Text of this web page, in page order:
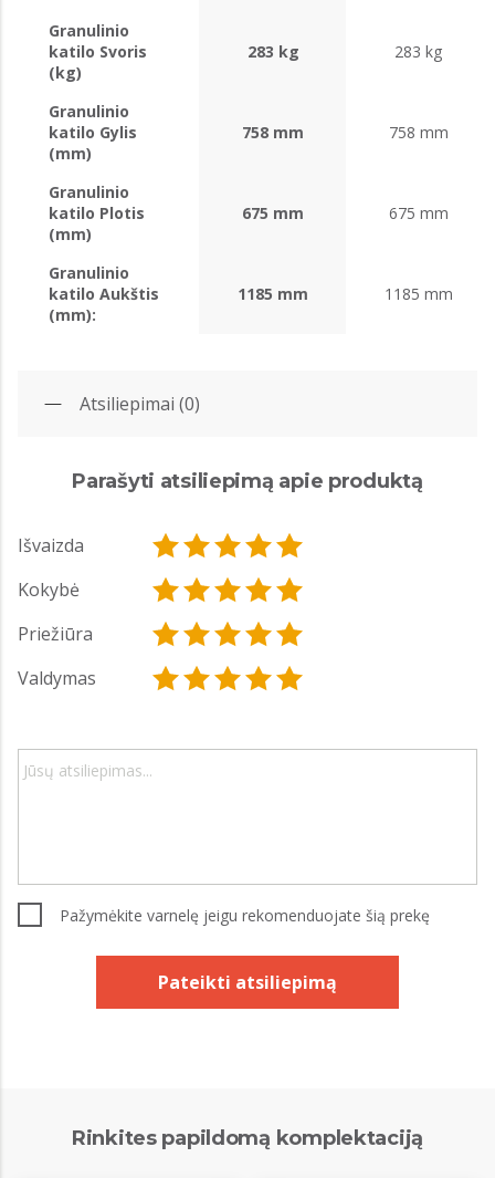
Granulinio
katilo Svoris
(kg)
283 kg 283 kg
Granulinio
katilo Gylis
(mm)
758 mm 758 mm
Granulinio
katilo Plotis
(mm)
675 mm 675 mm
Granulinio
katilo Aukštis
(mm):
1185 mm 1185 mm
Atsiliepimai (0)
Parašyti atsiliepimą apie produktą
Išvaizda
Kokybė
Priežiūra
Valdymas
Pažymėkite varnelę jeigu rekomenduojate šią prekę
Pateikti atsiliepimą
Rinkites papildomą komplektaciją